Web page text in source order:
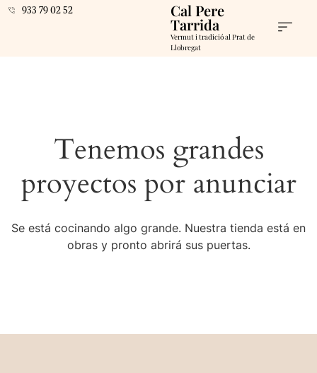
933 79 02 52 Cal Pere
Tarrida
Vermut i tradició al Prat de
Llobregat
Tenemos grandes
proyectos por anunciar
Se está cocinando algo grande. Nuestra tienda está en
obras y pronto abrirá sus puertas.